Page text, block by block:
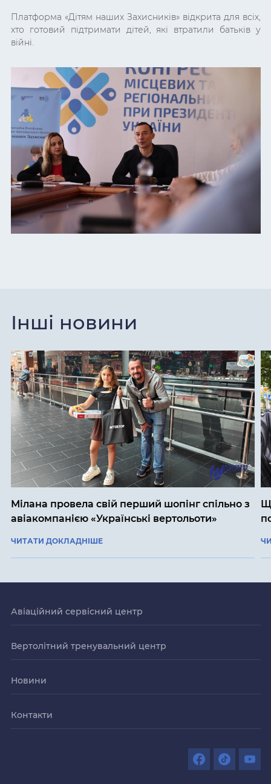
Платформа «Дітям наших Захисників» відкрита для всіх,
хто готовий підтримати дітей, які втратили батьків у
війні.
Інші новини
Мілана провела свій перший шопінг спільно з
авіакомпанією «Українські вертольоти»
ЧИТАТИ ДОКЛАДНІШЕ
Авіаційний сервісний центр
Вертолітний тренувальний центр
Новини
Контакти